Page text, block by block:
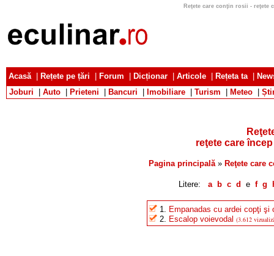
Reţete care conţin rosii - reţete
Acasă| Rețete pe țări Forum Dicționar Articole Rețeta ta|
Joburi
Auto Prieteni Bancuri Imobiliare Turism Meteo
reţete care
Pagina principală» Reţete care
Litere: a b c d e f g
1. Empanadas cu ardei copţi şi
2. Escalop voievodal (3.612